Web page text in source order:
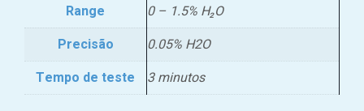
Range
0 – 1.5% H₂O
Precisão
0.05% H2O
Tempo de teste
3 minutos